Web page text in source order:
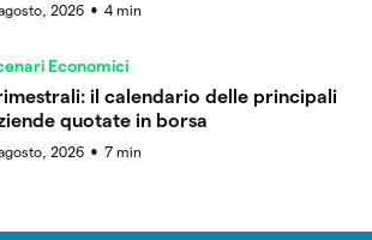
2026 ● 4 min
Economici
il calendario delle principali
quotate in borsa
2026 ● 7 min